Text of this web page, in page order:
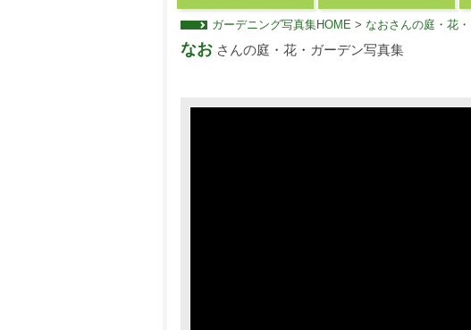
ガーデニング写真集HOME > なおさんの庭・花
なお さんの庭・花・ガーデン写真集